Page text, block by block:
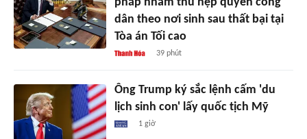
dân theo nơi sinh sau thất bại tại
Tòa án Tối cao
39 phút
Ông Trump ký sắc lệnh cấm 'du
lịch sinh con' lấy quốc tịch Mỹ
1 giờ